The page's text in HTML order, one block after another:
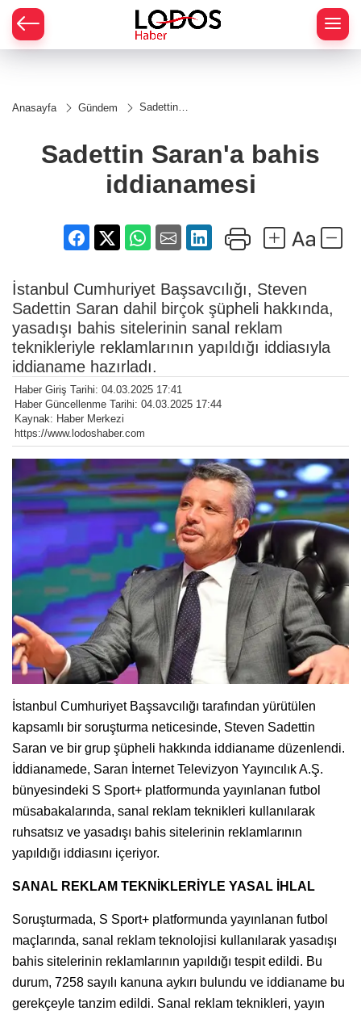
Anasayfa Gündem
Sadettin
iddianamesi
Sadettin Saran'a bahis
iddianamesi
İstanbul Cumhuriyet Başsavcılığı, Steven
Sadettin Saran dahil birçok şüpheli hakkında,
yasadışı bahis sitelerinin sanal reklam
teknikleriyle reklamlarının yapıldığı iddiasıyla
iddianame hazırladı.
Haber Giriş Tarihi: 04.03.2025 17:41
Haber Güncellenme Tarihi: 04.03.2025 17:44
Kaynak: Haber Merkezi
https://www.lodoshaber.com
İstanbul Cumhuriyet Başsavcılığı tarafından yürütülen
kapsamlı bir soruşturma neticesinde, Steven Sadettin
Saran ve bir grup şüpheli hakkında iddianame düzenlendi.
İddianamede, Saran İnternet Televizyon Yayıncılık A.Ş.
bünyesindeki S Sport+ platformunda yayınlanan futbol
müsabakalarında, sanal reklam teknikleri kullanılarak
ruhsatsız ve yasadışı bahis sitelerinin reklamlarının
yapıldığı iddiasını içeriyor.
SANAL REKLAM TEKNİKLERİYLE YASAL İHLAL
Soruşturmada, S Sport+ platformunda yayınlanan futbol
maçlarında, sanal reklam teknolojisi kullanılarak yasadışı
bahis sitelerinin reklamlarının yapıldığı tespit edildi. Bu
durum, 7258 sayılı kanuna aykırı bulundu ve iddianame bu
gerekçeyle tanzim edildi. Sanal reklam teknikleri, yayın